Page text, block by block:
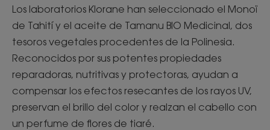
Los laboratorios Klorane han seleccionado el Monoï
de Tahití y el aceite de Tamanu BIO Medicinal, dos
tesoros vegetales procedentes de la Polinesia.
Reconocidos por sus potentes propiedades
reparadoras, nutritivas y protectoras, ayudan a
compensar los efectos resecantes de los rayos UV,
preservan el brillo del color y realzan el cabello con
un perfume de flores de tiaré.